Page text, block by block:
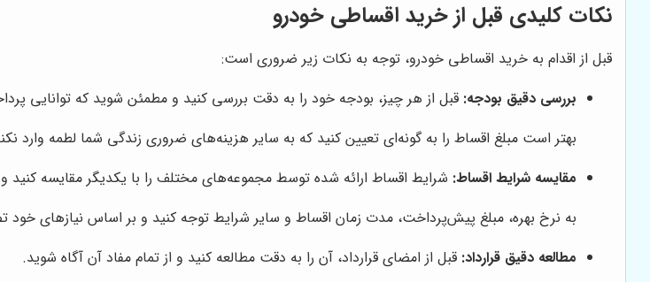
نکات کلیدی قبل از خرید اقساطی خودرو
قبل از اقدام به خرید اقساطی خودرو، توجه به نکات زیر ضروری است:
بررسی دقیق بودجه: قبل از هر چیز، بودجه خود را به دقت بررسی کنید و مطمئن شوید که توانایی
بهتر است مبلغ اقساط را به گونه‌ای تعیین کنید که به سایر هزینه‌های ضروری زندگی شما لطمه وارد
مقایسه شرایط اقساط: شرایط اقساط ارائه شده توسط مجموعه‌های مختلف را با یکدیگر مقایسه کنید و
به نرخ بهره، مبلغ پیش‌پرداخت، مدت زمان اقساط و سایر شرایط توجه کنید و بر اساس نیازهای خود
مطالعه دقیق قرارداد: قبل از امضای قرارداد، آن را به دقت مطالعه کنید و از تمام مفاد آن آگاه شوید.